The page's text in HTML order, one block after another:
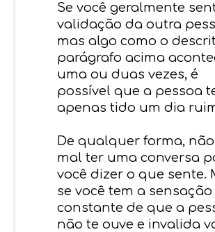
Se você geralmente
validação da outra
mas algo como o
parágrafo acima
uma ou duas vezes, é
possível que a pessoa
apenas tido um dia
De qualquer forma,
mal ter uma conversa
você dizer o que sente.
se você tem a sensação
constante de que a
não te ouve e invalida